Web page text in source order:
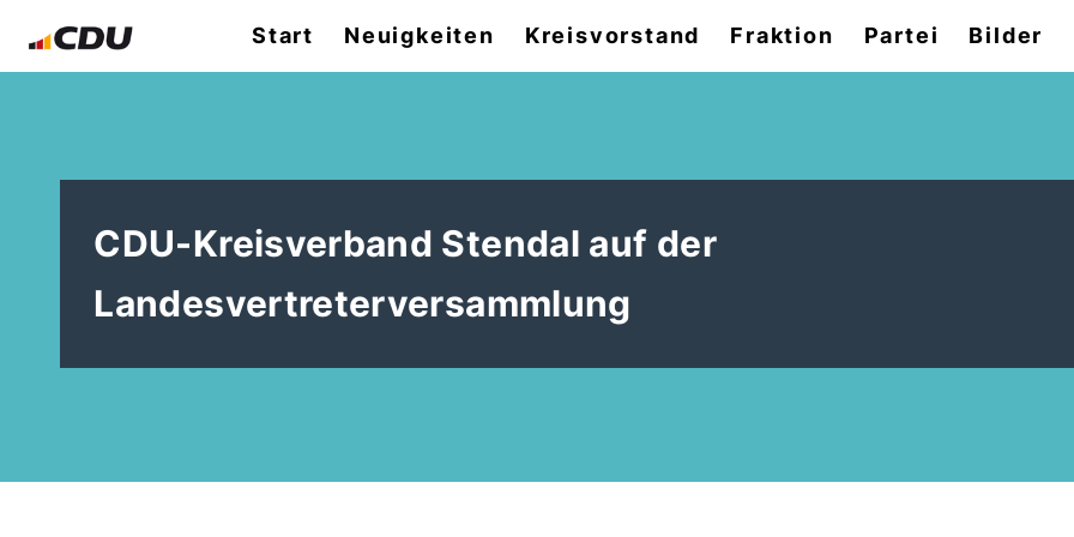
Start Neuigkeiten Kreisvorstand Fraktion Partei Bilder
CDU-Kreisverband Stendal auf der
Landesvertreterversammlung